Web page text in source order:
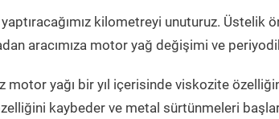
kilometreyi unuturuz. Üstelik
aracımıza motor yağ değişimi ve
motor yağı bir yıl içerisinde viskozite
kaybeder ve metal sürtünmeleri